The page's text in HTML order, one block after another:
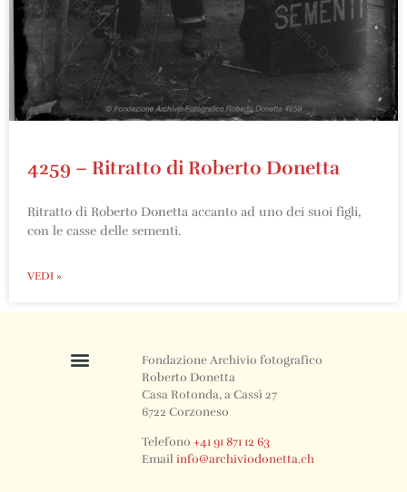
4259 – Ritratto di Roberto Donetta
Ritratto di Roberto Donetta accanto ad uno dei suoi figli,
con le casse delle sementi.
VEDI »
Fondazione Archivio fotografico
Roberto Donetta
Casa Rotonda, a Cassì 27
6722 Corzoneso
Telefono+41 91 871 12 63
Emailinfo@archiviodonetta.ch